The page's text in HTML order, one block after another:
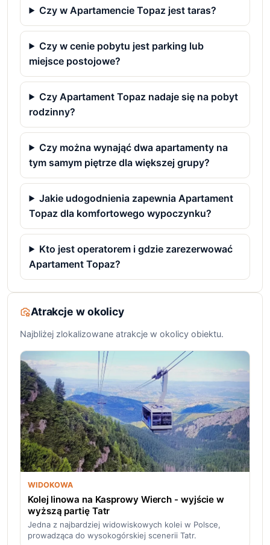
Czy w Apartamencie Topaz jest taras?
Czy w cenie pobytu jest parking lub
miejsce postojowe?
Czy Apartament Topaz nadaje się na pobyt
rodzinny?
Czy można wynająć dwa apartamenty na
tym samym piętrze dla większej grupy?
Jakie udogodnienia zapewnia Apartament
Topaz dla komfortowego wypoczynku?
Kto jest operatorem i gdzie zarezerwować
Apartament Topaz?
Atrakcje w okolicy
Najbliżej zlokalizowane atrakcje w okolicy obiektu.
WIDOKOWA
Kolej linowa na Kasprowy Wierch - wyjście w
wyższą partię Tatr
Jedna z najbardziej widowiskowych kolei w Polsce,
prowadząca do wysokogórskiej scenerii Tatr.